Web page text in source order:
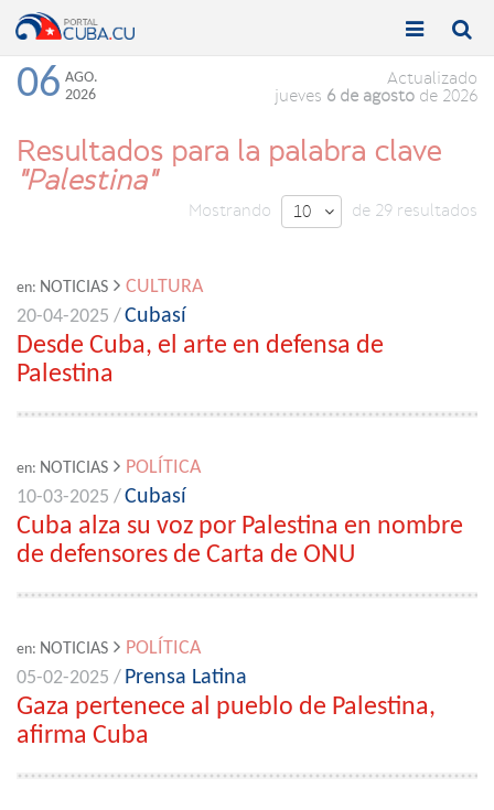
Toggle

Toggle

06 AGO.
2026
Actualizado
jueves 6 de agosto de 2026
Resultados para la palabra clave
"Palestina"
Mostrando 10  de 29 resultados
en: NOTICIAS
CULTURA
20-04-2025 /Cubasí
Desde Cuba, el arte en defensa de
Palestina
en: NOTICIAS
POLÍTICA
10-03-2025 /Cubasí
Cuba alza su voz por Palestina en nombre
de defensores de Carta de ONU
en: NOTICIAS
POLÍTICA
05-02-2025 / Prensa Latina
Gaza pertenece al pueblo de Palestina,
afirma Cuba